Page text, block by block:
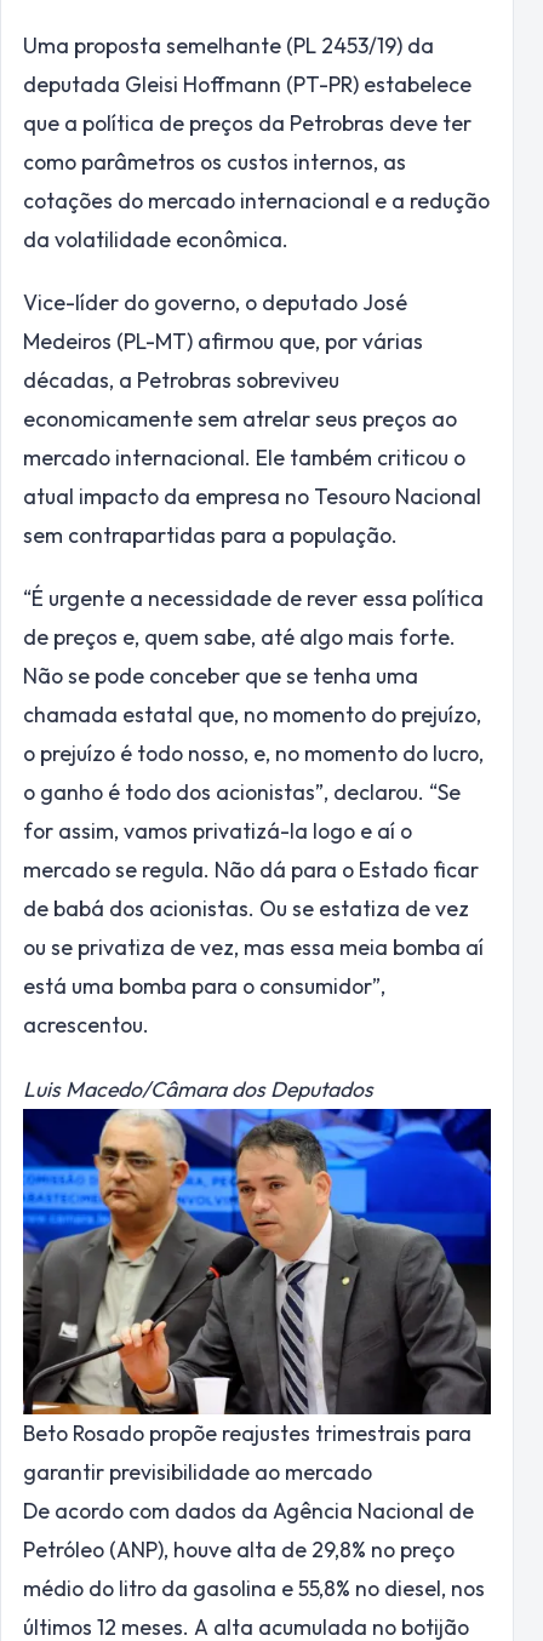
Uma proposta semelhante (PL 2453/19) da
deputada Gleisi Hoffmann (PT-PR) estabelece
que a política de preços da Petrobras deve ter
como parâmetros os custos internos, as
cotações do mercado internacional e a redução
da volatilidade econômica.
Vice-líder do governo, o deputado José
Medeiros (PL-MT) afirmou que, por várias
décadas, a Petrobras sobreviveu
economicamente sem atrelar seus preços ao
mercado internacional. Ele também criticou o
atual impacto da empresa no Tesouro Nacional
sem contrapartidas para a população.
“É urgente a necessidade de rever essa política
de preços e, quem sabe, até algo mais forte.
Não se pode conceber que se tenha uma
chamada estatal que, no momento do prejuízo,
o prejuízo é todo nosso, e, no momento do lucro,
o ganho é todo dos acionistas”, declarou. “Se
for assim, vamos privatizá-la logo e aí o
mercado se regula. Não dá para o Estado ficar
de babá dos acionistas. Ou se estatiza de vez
ou se privatiza de vez, mas essa meia bomba aí
está uma bomba para o consumidor”,
acrescentou.
Luis Macedo/Câmara dos Deputados
Beto Rosado propõe reajustes trimestrais para
garantir previsibilidade ao mercado
De acordo com dados da Agência Nacional de
Petróleo (ANP), houve alta de 29,8% no preço
médio do litro da gasolina e 55,8% no diesel, nos
últimos 12 meses. A alta acumulada no botijão